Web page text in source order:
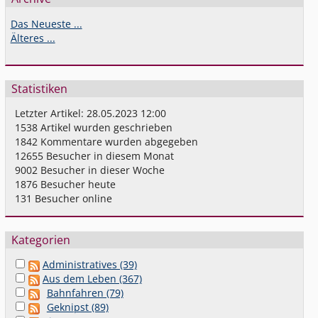
Das Neueste ...
Älteres ...
Statistiken
Letzter Artikel:28.05.2023 12:00
1538 Artikel wurden geschrieben
1842 Kommentare wurden abgegeben
12655 Besucher in diesem Monat
9002 Besucher in dieser Woche
1876 Besucher heute
131 Besucher online
Kategorien
Administratives (39)
Aus dem Leben (367)
Bahnfahren (79)
Geknipst (89)